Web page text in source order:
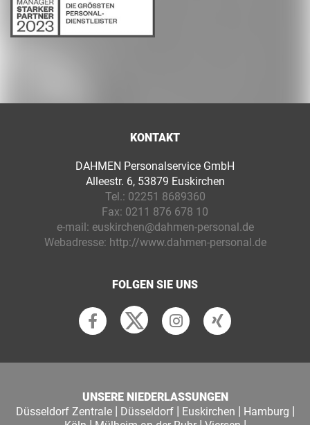
KONTAKT
DAHMEN Personalservice GmbH
Alleestr. 6, 53879 Euskirchen
Tel.: 02251 8689360
Fax: 0211 876 678 10
e-mail: euskirchen@dahmen-personal.de
Webadresse: http://www.dahmen-personal.de
FOLGEN SIE UNS
UNSERE NIEDERLASSUNGEN
Düsseldorf Zentrale| Düsseldorf| Euskirchen | Hamburg |